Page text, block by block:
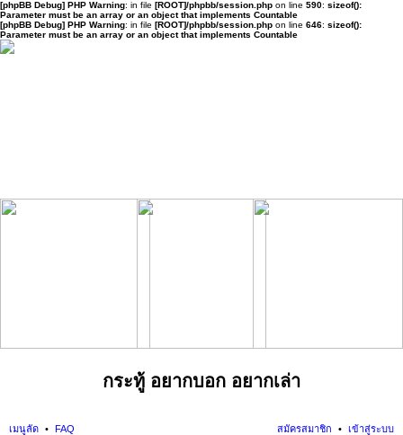
[phpBB Debug] PHP Warning: in file [ROOT]/phpbb/session.php on line 590: sizeof():
Parameter must be an array or an object that implements Countable
[phpBB Debug] PHP Warning: in file [ROOT]/phpbb/session.php on line 646: sizeof():
Parameter must be an array or an object that implements Countable
กระทู้ อยากบอก อยากเล่า
เมนูลัด FAQ เข้าสู่ระบบ
สมัครสมาชิก